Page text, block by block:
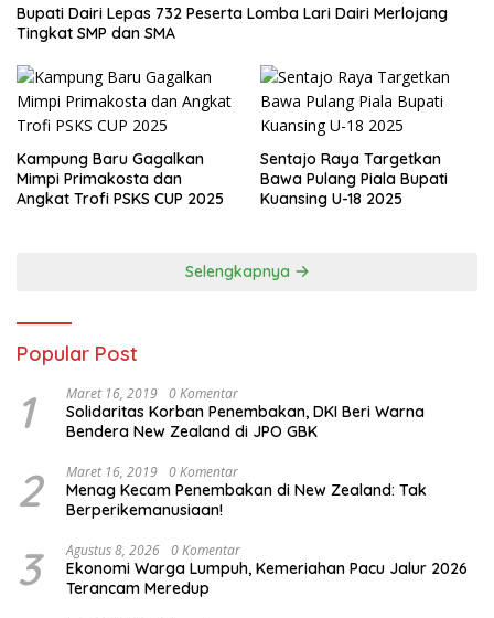
Bupati Dairi Lepas 732 Peserta Lomba Lari Dairi Merlojang
Tingkat SMP dan SMA
Kampung Baru Gagalkan
Mimpi Primakosta dan
Angkat Trofi PSKS CUP 2025
Sentajo Raya Targetkan
Bawa Pulang Piala Bupati
Kuansing U-18 2025
Selengkapnya
Popular Post
1 Maret 16, 2019 0 Komentar
Solidaritas Korban Penembakan, DKI Beri Warna
Bendera New Zealand di JPO GBK
2 Maret 16, 2019 0 Komentar
Menag Kecam Penembakan di New Zealand: Tak
Berperikemanusiaan!
3 Agustus 8, 2026 0 Komentar
Ekonomi Warga Lumpuh, Kemeriahan Pacu Jalur 2026
Terancam Meredup